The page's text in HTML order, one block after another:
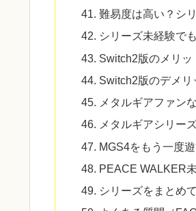
難易度は高い？シ
シリーズ未経験で
Switch2版のメリ
Switch2版のデメ
メタルギアファン
メタルギアシリー
MGS4をもう一度
PEACE WALKER
シリーズをまとめ